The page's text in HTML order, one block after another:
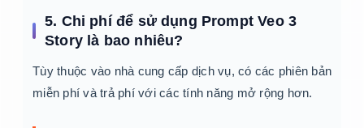
5. Chi phí để sử dụng Prompt Veo 3
Story là bao nhiêu?
Tùy thuộc vào nhà cung cấp dịch vụ, có các phiên bản
miễn phí và trả phí với các tính năng mở rộng hơn.